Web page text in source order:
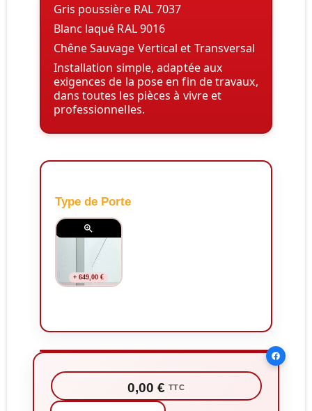
Gris poussière RAL 7037
Blanc laqué RAL 9016
Chêne Sauvage Vertical et Transversal
Installation simple, adaptée aux
exigences de la pose en fin de travaux,
dans toutes les pièces à vivre et
professionnelles.
Type de Porte

+ 649,00 €
0,00 € TTC